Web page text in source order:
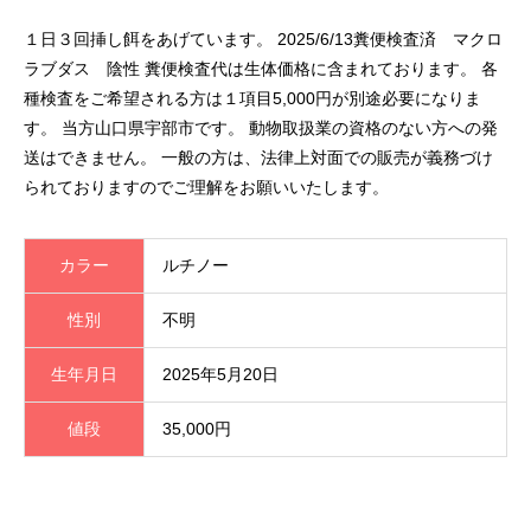
１日３回挿し餌をあげています。 2025/6/13糞便検査済 マクロ
ラブダス 陰性 糞便検査代は生体価格に含まれております。 各
種検査をご希望される方は１項目5,000円が別途必要になりま
す。 当方山口県宇部市です。 動物取扱業の資格のない方への発
送はできません。 一般の方は、法律上対面での販売が義務づけ
られておりますのでご理解をお願いいたします。
カラー ルチノー
性別 不明
生年月日 2025年5月20日
値段 35,000円